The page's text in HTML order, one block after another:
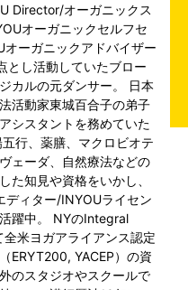
Director/オーガニックス
オーガニックセルフセ
オーガニックアドバイザー
とし活動していたブロー
カルの元ダンサー。 日本
活動家東城百合子の弟子
シスタントを務めていた
行、薬膳、マクロビオテ
ェーダ、自然療法などの
た知見や資格をいかし、
ディター/INYOUライセン
躍中。 NYのIntegral
米ヨガアライアンス認定
ERYT200, YACEP）の資
のスタジオやスクールで